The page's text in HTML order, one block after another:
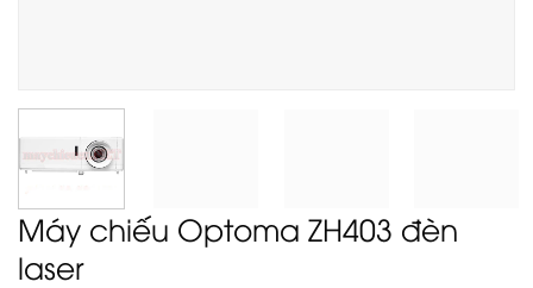
Máy chiếu Optoma ZH403 đèn
laser